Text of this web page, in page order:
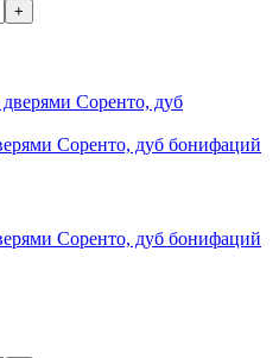
+
Соренто, дуб бонифаций
Соренто, дуб бонифаций